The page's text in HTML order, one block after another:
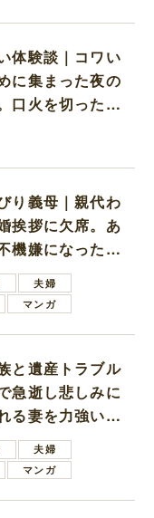
体験談｜コワい
に集まった夜の
口火を切ったの
男の子ママ
り義母｜親代わ
挨拶に欠席。あ
機嫌になった義
夫婦
マンガ
と遺産トラブル
急逝し悲しみに
る妻を力強い言
夫婦
マンガ